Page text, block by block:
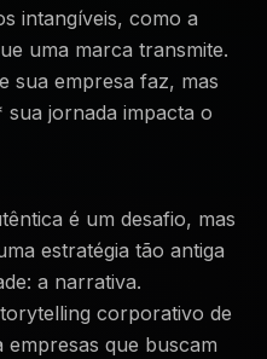
intangíveis, como a
uma marca transmite.
sua empresa faz, mas
jornada impacta o
é um desafio, mas
estratégia tão antiga
a narrativa.
corporativo de
que buscam